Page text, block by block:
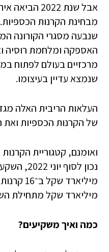
אבל שנת
מבחינת הקרנות
שנבעה מסגרי הקורונה
האספקה ומלחמת רוסיה
מרכזיים בעולם לפתוח
שנמצא עדיין בעיצומו.
העלאות הריבית האלה
של הקרנות הכספיות ואת
ואומנם, קטגוריית
מיליארד שקל מתחילת
כמה ואיך משקיעים?